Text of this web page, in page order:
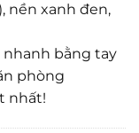
nền xanh đen,
nhanh bằng tay
phòng
nhất!